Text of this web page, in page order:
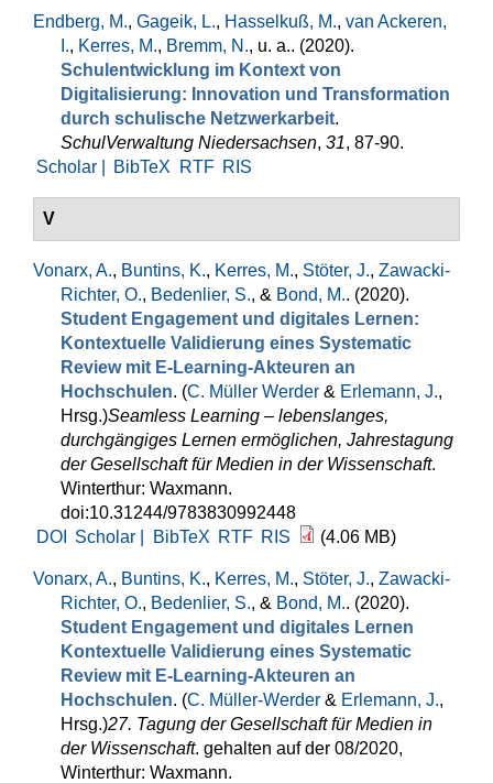
Endberg, M., Gageik, L., Hasselkuß, M., van Ackeren,
I., Kerres, M., Bremm, N., u. a.. (2020).
Schulentwicklung im Kontext von
Digitalisierung: Innovation und Transformation
durch schulische Netzwerkarbeit.
SchulVerwaltung Niedersachsen, 31, 87-90.
Scholar |
BibTeX RTF RIS
V
Vonarx, A., Buntins, K., Kerres, M., Stöter, J., Zawacki-
Richter, O., Bedenlier, S., & Bond, M.. (2020).
Student Engagement und digitales Lernen:
Kontextuelle Validierung eines Systematic
Review mit E-Learning-Akteuren an
Hochschulen. (C. Müller Werder & Erlemann, J.,
Hrsg.)Seamless Learning – lebenslanges,
durchgängiges Lernen ermöglichen, Jahrestagung
der Gesellschaft für Medien in der Wissenschaft.
Winterthur: Waxmann.
doi:10.31244/9783830992448
DOI
Scholar | BibTeX RTF RIS (4.06 MB)
Vonarx, A., Buntins, K., Kerres, M., Stöter, J., Zawacki-
Richter, O., Bedenlier, S., & Bond, M.. (2020).
Student Engagement und digitales Lernen
Kontextuelle Validierung eines Systematic
Review mit E-Learning-Akteuren an
Hochschulen. (C. Müller-Werder & Erlemann, J.,
Hrsg.)27. Tagung der Gesellschaft für Medien in
der Wissenschaft. gehalten auf der 08/2020,
Winterthur: Waxmann.